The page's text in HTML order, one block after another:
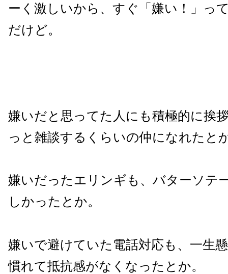
ーく激しいから、すぐ「嫌い！」っ
だけど。
嫌いだと思ってた人にも積極的に挨
っと雑談するくらいの仲になれたと
嫌いだったエリンギも、バターソテ
しかったとか。
嫌いで避けていた電話対応も、一生
慣れて抵抗感がなくなったとか。